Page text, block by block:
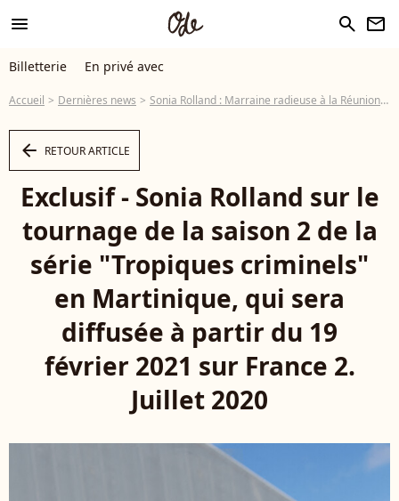
menu search newsletter
Billetterie En privé avec
Accueil Dernières news Sonia Rolland : Marraine radieuse à la Réunion pour un festival 100% féminin
arrow_left RETOUR ARTICLE
Exclusif - Sonia Rolland sur le
tournage de la saison 2 de la
série "Tropiques criminels"
en Martinique, qui sera
diffusée à partir du 19
février 2021 sur France 2.
Juillet 2020